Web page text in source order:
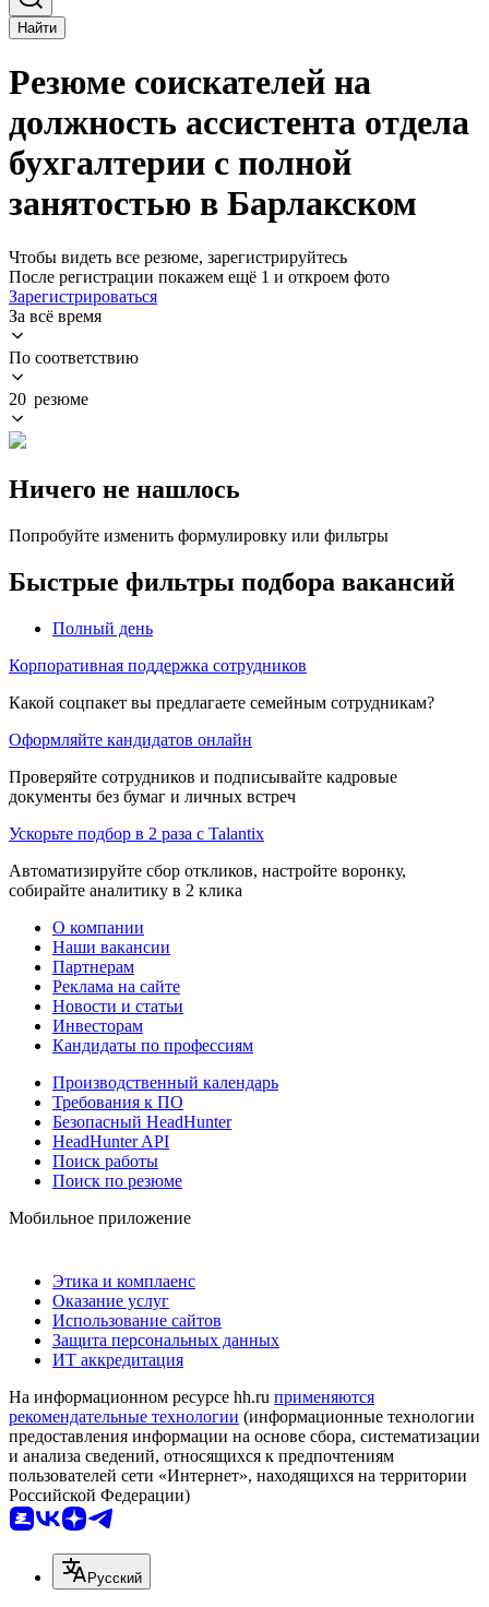
Найти
Резюме соискателей на
должность ассистента отдела
бухгалтерии с полной
занятостью в Барлакском
Чтобы видеть все резюме, зарегистрируйтесь
После регистрации покажем ещё 1 и откроем фото
Зарегистрироваться
За всё время
По соответствию
20 резюме
Ничего не нашлось
Попробуйте изменить формулировку или фильтры
Быстрые фильтры подбора вакансий
Полный день
Корпоративная поддержка сотрудников
Какой соцпакет вы предлагаете семейным сотрудникам?
Оформляйте кандидатов онлайн
Проверяйте сотрудников и подписывайте кадровые
документы без бумаг и личных встреч
Ускорьте подбор в 2 раза с Talantix
Автоматизируйте сбор откликов, настройте воронку,
собирайте аналитику в 2 клика
О компании
Наши вакансии
Партнерам
Реклама на сайте
Новости и статьи
Инвесторам
Кандидаты по профессиям
Производственный календарь
Требования к ПО
Безопасный HeadHunter
HeadHunter API
Поиск работы
Поиск по резюме
Мобильное приложение
Этика и комплаенс
Оказание услуг
Использование сайтов
Защита персональных данных
ИТ аккредитация
На информационном ресурсе hh.ru применяются
рекомендательные технологии (информационные технологии
предоставления информации на основе сбора, систематизации
и анализа сведений, относящихся к предпочтениям
пользователей сети «Интернет», находящихся на территории
Российской Федерации)
Русский